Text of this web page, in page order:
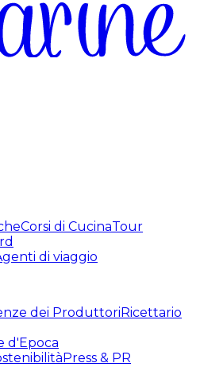
Corsi di CucinaTour
di viaggio
dei ProduttoriRicettario
d'Epoca
Press & PR